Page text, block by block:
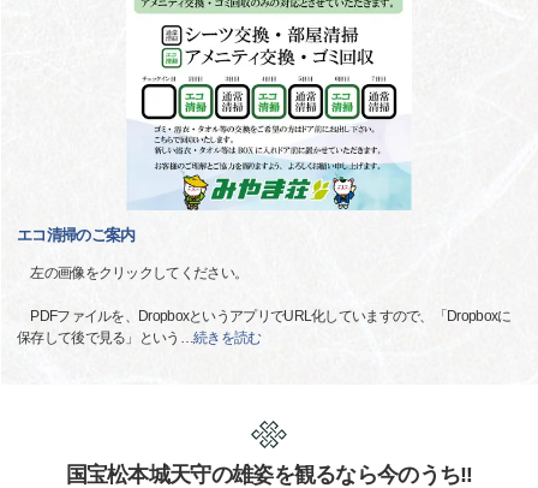
エコ清掃のご案内
左の画像をクリックしてください。
PDFファイルを、DropboxというアプリでURL化していますので、「Dropboxに
保存して後で見る」という …続きを読む
国宝松本城天守の雄姿を観るなら今のうち‼